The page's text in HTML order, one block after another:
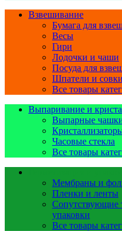
Взвешивание
Бумага для
Весы
Гири
Лодочки и чаши
Посуда для
Шпатели и совки
Все товары
Выпаривание и
Выпарные
Часовые стекла
Все товары
Мембраны и
Пленки и ленты
Сопутствующие
упаковки
Все товары